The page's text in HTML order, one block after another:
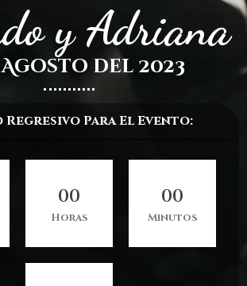
y Adriana
Agosto del 2023
Para El Evento:
00
Horas
00
Minutos